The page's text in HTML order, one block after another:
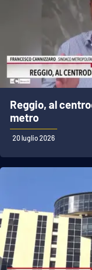
Reggio, al
metro
20 luglio 2026